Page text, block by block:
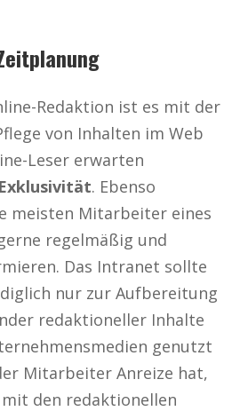
Redaktion ist es mit der
von Inhalten im Web
Leser erwarten
. Ebenso
meisten Mitarbeiter eines
regelmäßig und
Das Intranet sollte
nur zur Aufbereitung
redaktioneller Inhalte
genutzt
Mitarbeiter Anreize hat,
den redaktionellen